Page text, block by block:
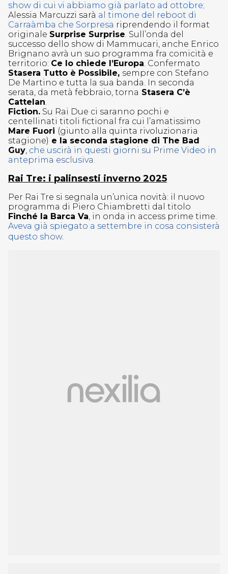
show di cui vi abbiamo già parlato ad ottobre;
Alessia Marcuzzi sarà al timone del reboot di
Carraàmba che Sorpresa riprendendo il format
originale Surprise Surprise. Sull’onda del
successo dello show di Mammucari, anche Enrico
Brignano avrà un suo programma fra comicità e
territorio: Ce lo chiede l’Europa. Confermato
Stasera Tutto è Possibile, sempre con Stefano
De Martino e tutta la sua banda. In seconda
serata, da metà febbraio, torna Stasera C’è
Cattelan.
Fiction. Su Rai Due ci saranno pochi e
centellinati titoli fictional fra cui l’amatissimo
Mare Fuori (giunto alla quinta rivoluzionaria
stagione) e la seconda stagione di The Bad
Guy, che uscirà in questi giorni su Prime Video in
anteprima esclusiva.
Rai Tre: i palinsesti inverno 2025
Per Rai Tre si segnala un’unica novità: il nuovo
programma di Piero Chiambretti dal titolo
Finché la Barca Va, in onda in access prime time.
Aveva già spiegato a settembre in cosa consisterà
questo show.